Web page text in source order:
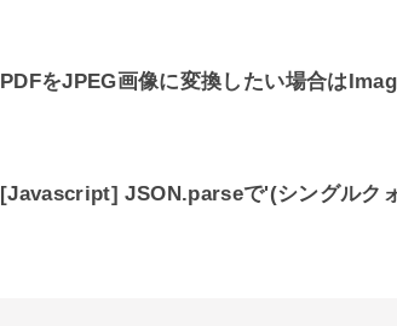
PDFをJPEG画像に変換したい場合は
[Javascript] JSON.parseで'(シングルク